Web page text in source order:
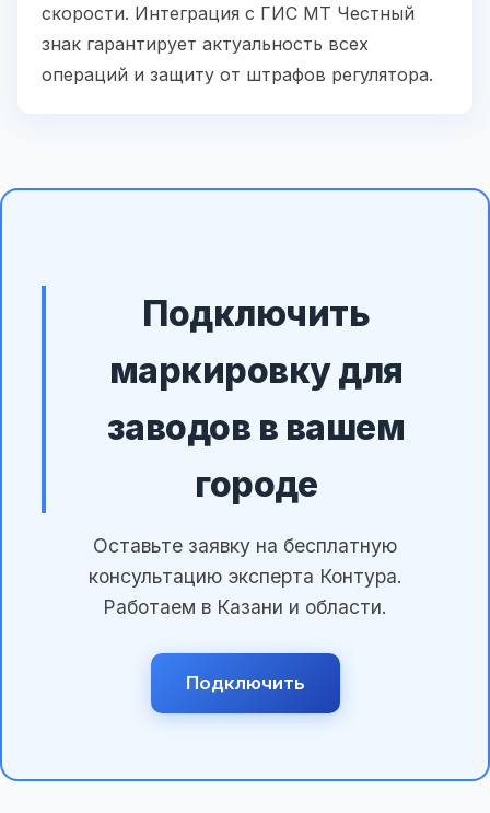
скорости. Интеграция с ГИС МТ Честный
знак гарантирует актуальность всех
операций и защиту от штрафов регулятора.
Подключить
маркировку для
заводов в вашем
городе
Оставьте заявку на бесплатную
консультацию эксперта Контура.
Работаем в Казани и области.
Подключить